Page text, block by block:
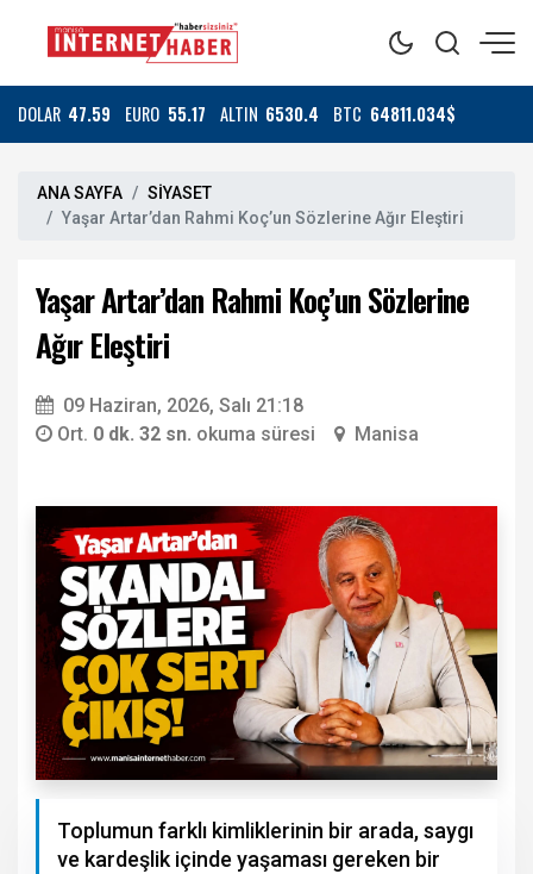
DOLAR 47.59 EURO 55.17 ALTIN 6530.4 BTC 64811.034$
ANA SAYFA
SİYASET
Yaşar Artar’dan Rahmi Koç’un Sözlerine Ağır Eleştiri
Yaşar Artar’dan Rahmi Koç’un Sözlerine
Ağır Eleştiri
09 Haziran, 2026, Salı 21:18
Ort. 0 dk. 32 sn. okuma süresi Manisa
Toplumun farklı kimliklerinin bir arada, saygı
ve kardeşlik içinde yaşaması gereken bir